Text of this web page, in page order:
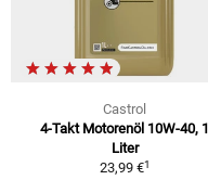
Castrol
4-Takt Motorenöl 10W-40, 1
Liter
23,99 €1